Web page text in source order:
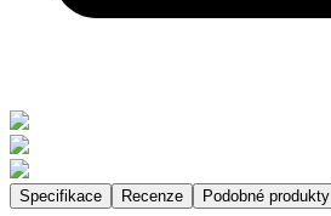
Specifikace Recenze Podobné produkty